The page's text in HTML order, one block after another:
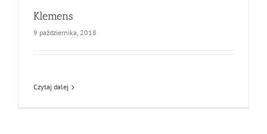
Klemens
9 października, 2018
Czytaj dalej